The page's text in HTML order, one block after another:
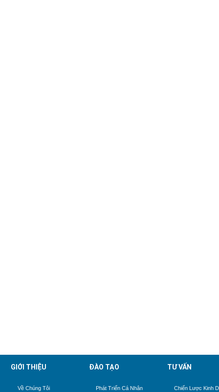
GIỚI THIỆU
Về Chúng Tôi
ĐÀO TẠO
Phát Triển Cá Nhân
TƯ VẤN
Chiến Lược Kinh